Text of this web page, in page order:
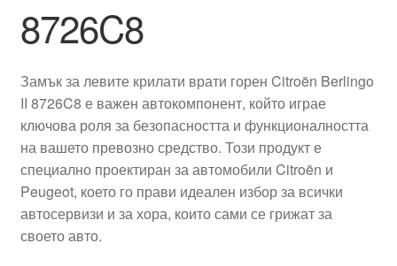
Жалби
Количка
Контакт
Моята сметка
8726C8
Замък за левите крилати врати горен Citroën Berlingo
II 8726C8 е важен автокомпонент, който играе
ключова роля за безопасността и функционалността
на вашето превозно средство. Този продукт е
специално проектиран за автомобили Citroën и
Peugeot, което го прави идеален избор за всички
автосервизи и за хора, които сами се грижат за
своето авто.